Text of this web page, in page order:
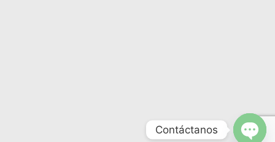
Contáctanos